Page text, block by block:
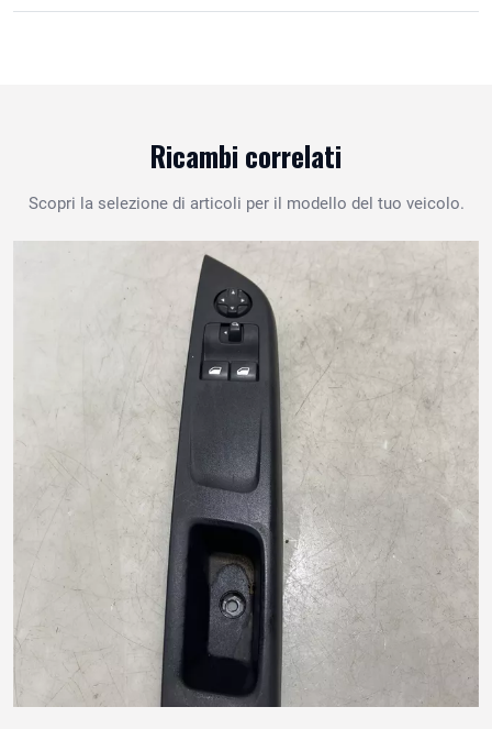
Ricambi correlati
Scopri la selezione di articoli per il modello del tuo veicolo.